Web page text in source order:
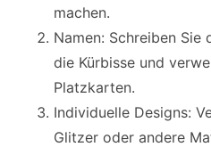
machen.
Namen: Schreiben Sie
die Kürbisse und
Platzkarten.
Individuelle Designs:
Glitzer oder andere